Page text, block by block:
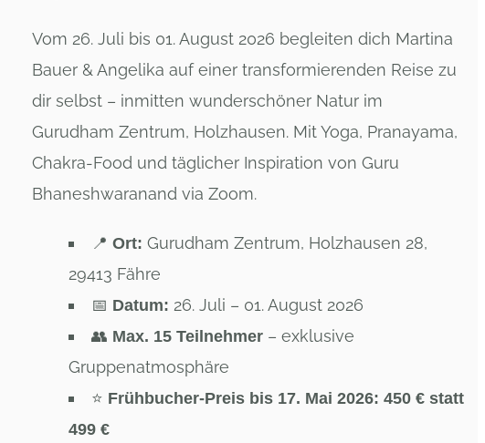
Vom 26. Juli bis 01. August 2026 begleiten dich Martina
Bauer & Angelika auf einer transformierenden Reise zu
dir selbst – inmitten wunderschöner Natur im
Gurudham Zentrum, Holzhausen. Mit Yoga, Pranayama,
Chakra-Food und täglicher Inspiration von Guru
Bhaneshwaranand via Zoom.
📍 Ort: Gurudham Zentrum, Holzhausen 28,
29413 Fähre
📅 Datum: 26. Juli – 01. August 2026
👥 Max. 15 Teilnehmer– exklusive
Gruppenatmosphäre
⭐ Frühbucher-Preis bis 17. Mai 2026: 450 € statt
499 €